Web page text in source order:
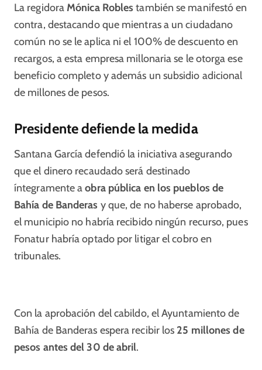
La regidoraMónica Robles también se manifestó en
contra, destacando que mientras a un ciudadano
común no se le aplica ni el 100% de descuento en
recargos, a esta empresa millonaria se le otorga ese
beneficio completo y además un subsidio adicional
de millones de pesos.
Presidente defiende la medida
Santana García defendió la iniciativa asegurando
que el dinero recaudado será destinado
íntegramente aobra pública en los pueblos de
Bahía de Banderas y que, de no haberse aprobado,
el municipio no habría recibido ningún recurso, pues
Fonatur habría optado por litigar el cobro en
tribunales.
Con la aprobación del cabildo, el Ayuntamiento de
Bahía de Banderas espera recibir los 25 millones de
pesos antes del 30 de abril.